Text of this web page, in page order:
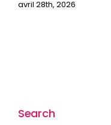
avril 28th, 2026
Search